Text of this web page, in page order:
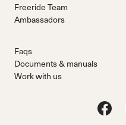
Freeride Team
Ambassadors
Faqs
Documents & manuals
Work with us